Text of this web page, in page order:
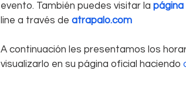
evento. También puedes visitar la página
line a través de atrapalo.com
A continuación les presentamos los
visualizarlo en su página oficial haciendo